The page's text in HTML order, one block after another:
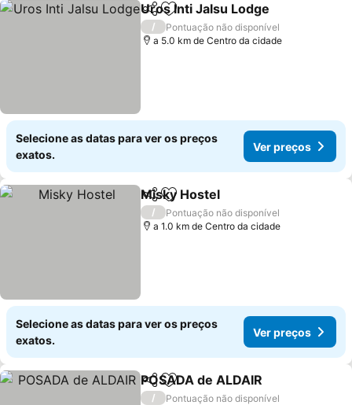
PartilharAdicionar aos favoritos
Uros Inti Jalsu Lodge
/
Pontuação não disponível
a 5.0 km de Centro da cidade
Selecione as datas para ver os preços
exatos.
Ver preços
PartilharAdicionar aos favoritos
Misky Hostel
/
Pontuação não disponível
a 1.0 km de Centro da cidade
Selecione as datas para ver os preços
exatos.
Ver preços
PartilharAdicionar aos favoritos
POSADA de ALDAIR
/
Pontuação não disponível